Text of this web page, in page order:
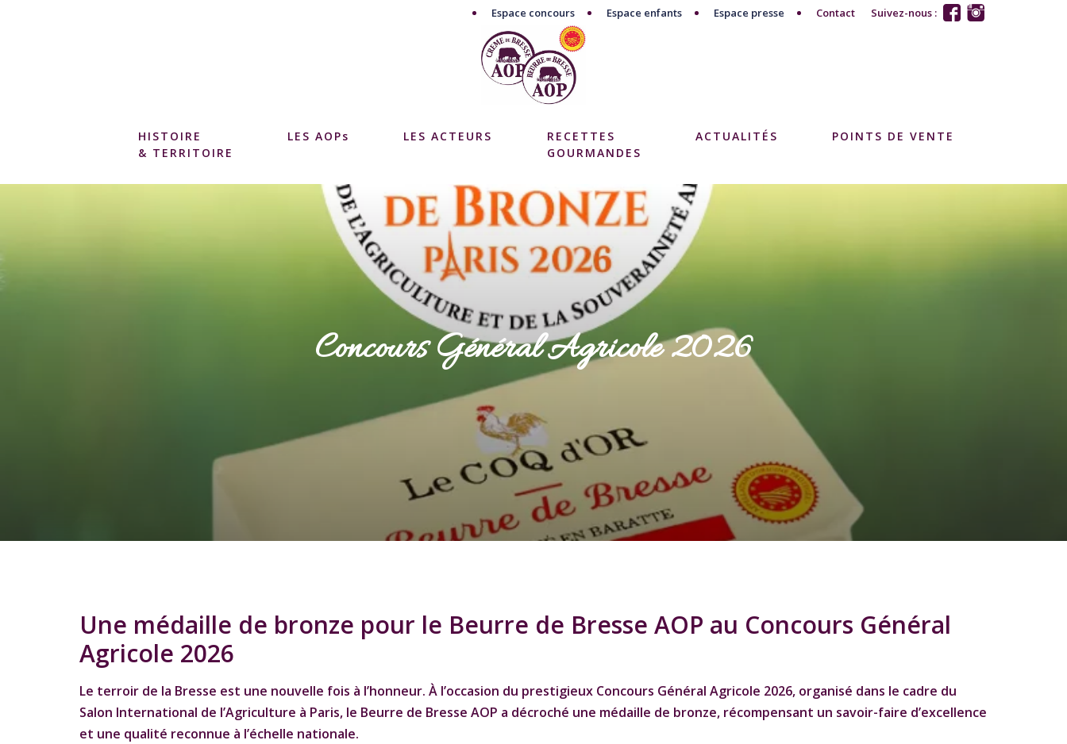
Espace concours Espace enfants Espace presse Contact Suivez-nous :
HISTOIRE
& TERRITOIRE
LES AOPs LES ACTEURS
RECETTES
GOURMANDES
ACTUALITÉS POINTS DE VENTE
Concours Général Agricole 2026
Une médaille de bronze pour le Beurre de Bresse AOP au Concours Général
Agricole 2026
Le terroir de la Bresse est une nouvelle fois à l’honneur. À l’occasion du prestigieux Concours Général Agricole 2026, organisé dans le cadre du
Salon International de l’Agriculture à Paris, le Beurre de Bresse AOP a décroché une médaille de bronze, récompensant un savoir-faire d’excellence
et une qualité reconnue à l’échelle nationale.